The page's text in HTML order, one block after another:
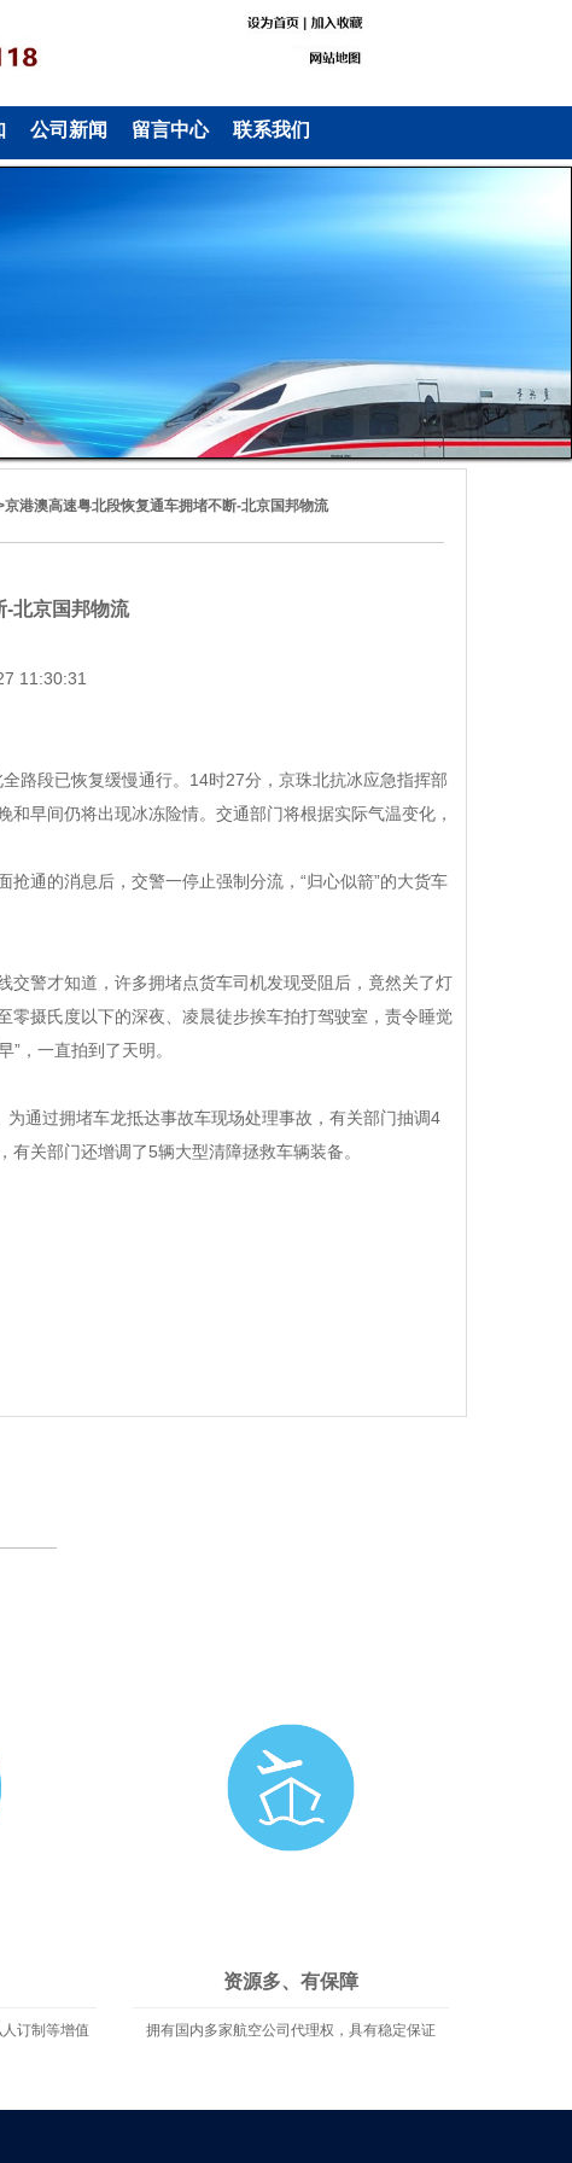
公司新闻 留言中心 联系我们
京港澳高速粤北段恢复通车拥堵不断-北京国邦物流
-北京国邦物流
11:30:31
段已恢复缓慢通行。14时27分，京珠北抗冰应急指挥部
早间仍将出现冰冻险情。交通部门将根据实际气温变化，
通的消息后，交警一停止强制分流，“归心似箭”的大货车
警才知道，许多拥堵点货车司机发现受阻后，竟然关了灯
摄氏度以下的深夜、凌晨徒步挨车拍打驾驶室，责令睡觉
，一直拍到了天明。
通过拥堵车龙抵达事故车现场处理事故，有关部门抽调4
关部门还增调了5辆大型清障拯救车辆装备。
订制等增值
资源多、有保障
拥有国内多家航空公司代理权，具有稳定保证